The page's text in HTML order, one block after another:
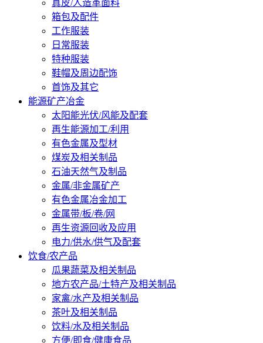
真皮/人造革面料
箱包及配件
工作服装
日常服装
特种服装
鞋帽及周边配饰
首饰及其它
能源矿产冶金
太阳能光伏/风能及配套
再生能源加工/利用
有色金属及型材
煤炭及相关制品
石油天然气及制品
金属/非金属矿产
有色金属冶金加工
金属带/板/卷/网
再生资源回收及应用
电力/供水/供气及配套
饮食/农产品
瓜果蔬菜及相关制品
地方农产品/土特产及相关制品
家禽/水产及相关制品
茶叶及相关制品
饮料/水及相关制品
方便/即食/健康食品